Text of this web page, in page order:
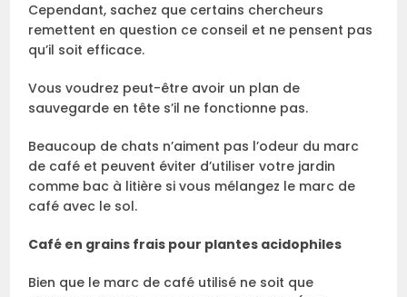
Cependant, sachez que certains chercheurs
remettent en question ce conseil et ne pensent pas
qu’il soit efficace.
Vous voudrez peut-être avoir un plan de
sauvegarde en tête s’il ne fonctionne pas.
Beaucoup de chats n’aiment pas l’odeur du marc
de café et peuvent éviter d’utiliser votre jardin
comme bac à litière si vous mélangez le marc de
café avec le sol.
Café en grains frais pour plantes acidophiles
Bien que le marc de café utilisé ne soit que